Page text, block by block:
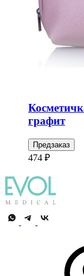
графит
Предзаказ
474 ₽